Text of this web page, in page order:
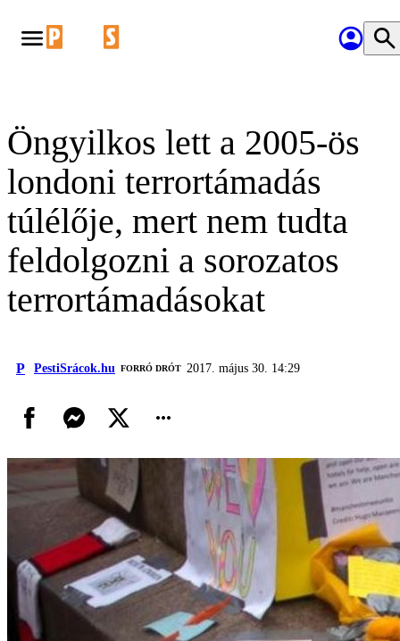
Öngyilkos lett a 2005-ös
londoni terrortámadás
túlélője, mert nem tudta
feldolgozni a sorozatos
terrortámadásokat
P PestiSrácok.hu FORRÓ DRÓT 2017. május 30. 14:29